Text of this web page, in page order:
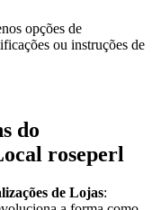
opções de
ou instruções de
do
roseperl
de Lojas: